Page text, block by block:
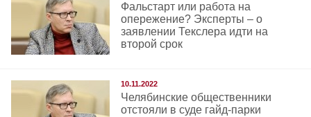
Фальстарт или работа на
опережение? Эксперты – о
заявлении Текслера идти на
второй срок
10.11.2022
Челябинские общественники
отстояли в суде гайд-парки